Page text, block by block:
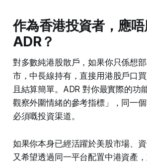
作為香港投資者，應唔
ADR？
對多數純港股散戶，如果你只係想
市，中長線持有，直接用港股戶口
且結算簡單。ADR 對你最實際的功
觀察外圍情緒的參考指標」，同一
必須嘅投資渠道。
如果你本身已經活躍於美股市場、
又希望透過同一平台配置中港資產